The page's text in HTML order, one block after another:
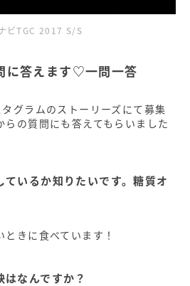
ビTGC 2017 S/S
に答えます♡一問一答
グラムのストーリーズにて募集
らの質問にも答えてもらいました
いるか知りたいです。糖質オ
きに食べています！
なんですか？